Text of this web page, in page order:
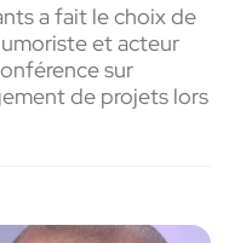
a fait le choix de
et acteur
sur
de projets lors